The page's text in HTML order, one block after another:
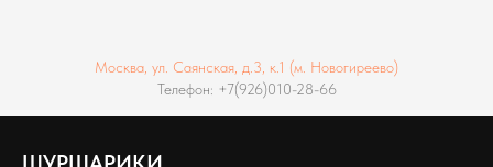
Москва, ул. Саянская, д.3, к.1 (м. Новогиреево)
Телефон: +7(926)010-28-66